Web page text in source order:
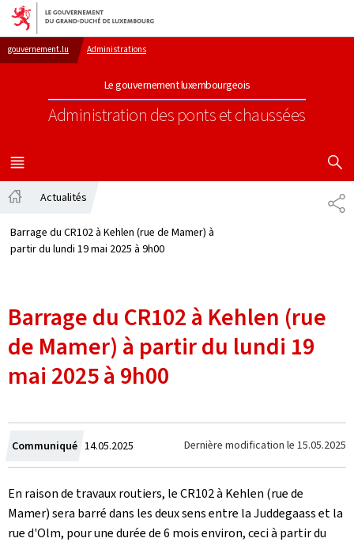
Aller au menu principal
Aller au contenu
gouvernement.lu Administrations
Le gouvernement luxembourgeois
Administration des ponts et chaussées
MENU
PRINCIPAL
Actualités
Barrage du CR102 à Kehlen (rue de Mamer) à
partir du lundi 19 mai 2025 à 9h00
Barrage du CR102 à Kehlen (rue
de Mamer) à partir du lundi 19
mai 2025 à 9h00
Communiqué Crée
le
14.05.2025 Dernière modification le 15.05.2025
En raison de travaux routiers, le CR102 à Kehlen (rue de
Mamer) sera barré dans les deux sens entre la Juddegaass et la
rue d'Olm, pour une durée de 6 mois environ, ceci à partir du